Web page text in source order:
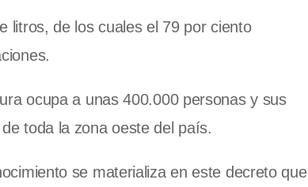
litros, de los cuales el 79 por ciento
ocupa a unas 400.000 personas y sus
toda la zona oeste del país.
se materializa en este decreto que